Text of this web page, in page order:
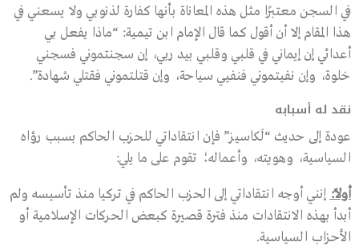
في السجن معتبرًا مثل هذه المعاناة بأنها كفارة لذنوبي ولا يسعني في
هذا المقام إلا أن أقول كما قال الإمام ابن تيمية: “ماذا يفعل بي
أعدائي إن إيماني في قلبي وقلبي بيد ربي، إن سجنتموني فسجني
خلوة، وإن نفيتموني فنفيي سياحة، وإن قتلتموني فقتلي شهادة”.
نقد له أسبابه
عودة إلى حديث “لَكاسيز” فإن انتقاداتي للحزب الحاكم بسبب رؤاه
السياسية، وهويته، وأعماله؛ تقوم على ما يلي:
أولًا:إنني أوجه انتقاداتي إلى الحزب الحاكم في تركيا منذ تأسيسه ولم
أبدأ بهذه الانتقادات منذ فترة قصيرة كبعض الحركات الإسلامية أو
الأحزاب السياسية.